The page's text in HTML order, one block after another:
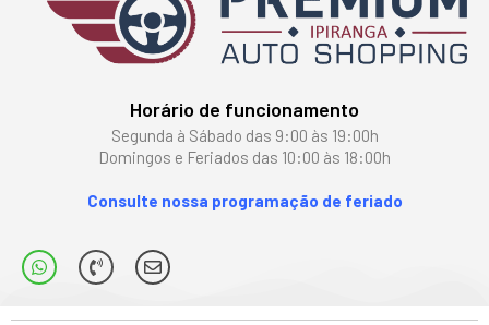
Horário de funcionamento
Segunda à Sábado das 9:00 às 19:00h
Domingos e Feriados das 10:00 às 18:00h
Consulte nossa programação de feriado